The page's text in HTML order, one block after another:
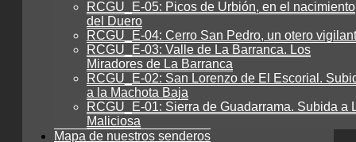
RCGU_E-05: Picos de Urbión, en el nacimiento
del Duero
RCGU_E-04: Cerro San Pedro, un otero
RCGU_E-03: Valle de La Barranca. Los
Miradores de La Barranca
RCGU_E-02: San Lorenzo de El Escorial.
a la Machota Baja
RCGU_E-01: Sierra de Guadarrama. Subida a
Maliciosa
Mapa de nuestros senderos